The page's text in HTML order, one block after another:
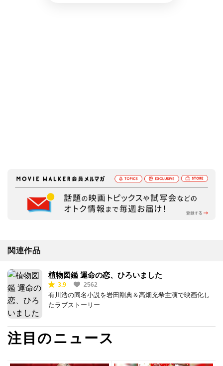
関連作品
植物図鑑 運命の恋、ひろいました
3.9 2562
有川浩の同名小説を岩田剛典＆高畑充希主演で映画化し
たラブストーリー
注目のニュース